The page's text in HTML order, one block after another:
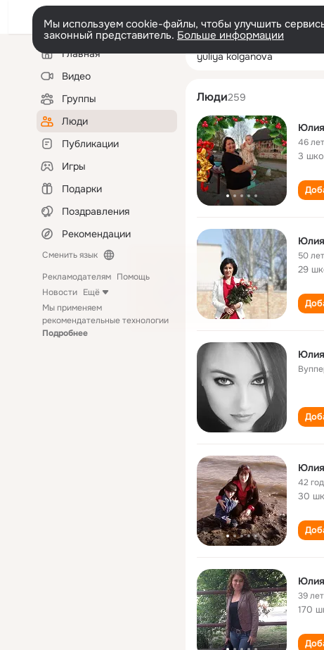
Мы используем cookie-файлы, чтобы улучшить
законный представитель. Больше информации
Левая
колонкаГлавная
Видео
Группы
Люди
Публикации
Игры
Подарки
Поздравления
Рекомендации
Сменить язык
Рекламодателям Помощь
Новости Ещё
Мы применяем
рекомендательные технологии
Подробнее
yuliya kolganova
Люди259
46 лет
3
50 лет
29
42
30
39 лет
170